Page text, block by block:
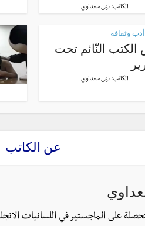
الكاتب: نهى سعداوي
أدب وثقافة
النّائم تحت
الكاتب: نهى سعداوي
عن الكاتب
على الماجستير في اللسانيات